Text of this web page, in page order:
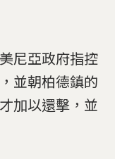
尼亞政府指控
並朝柏德鎮的
加以還擊，並